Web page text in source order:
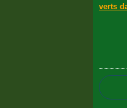
verts